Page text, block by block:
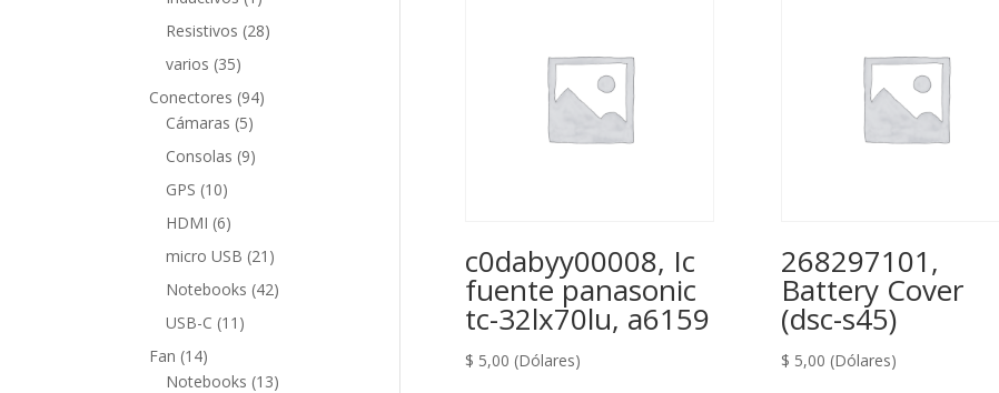
c0dabyy00008, Ic
fuente panasonic
tc-32lx70lu, a6159
$ 5,00 (Dólares)
268297101,
Battery Cover
(dsc-s45)
$ 5,00 (Dólares)
producto
Resistivos 2828
varios 3535
productos
Conectores 9494
Cámaras 55
productos
Consolas 99
GPS 1010
productos
HDMI 66
productos
micro USB 21 21
productos
Notebooks 4242
USB-C 11 11
Fan 1414
productos
Notebooks 1313